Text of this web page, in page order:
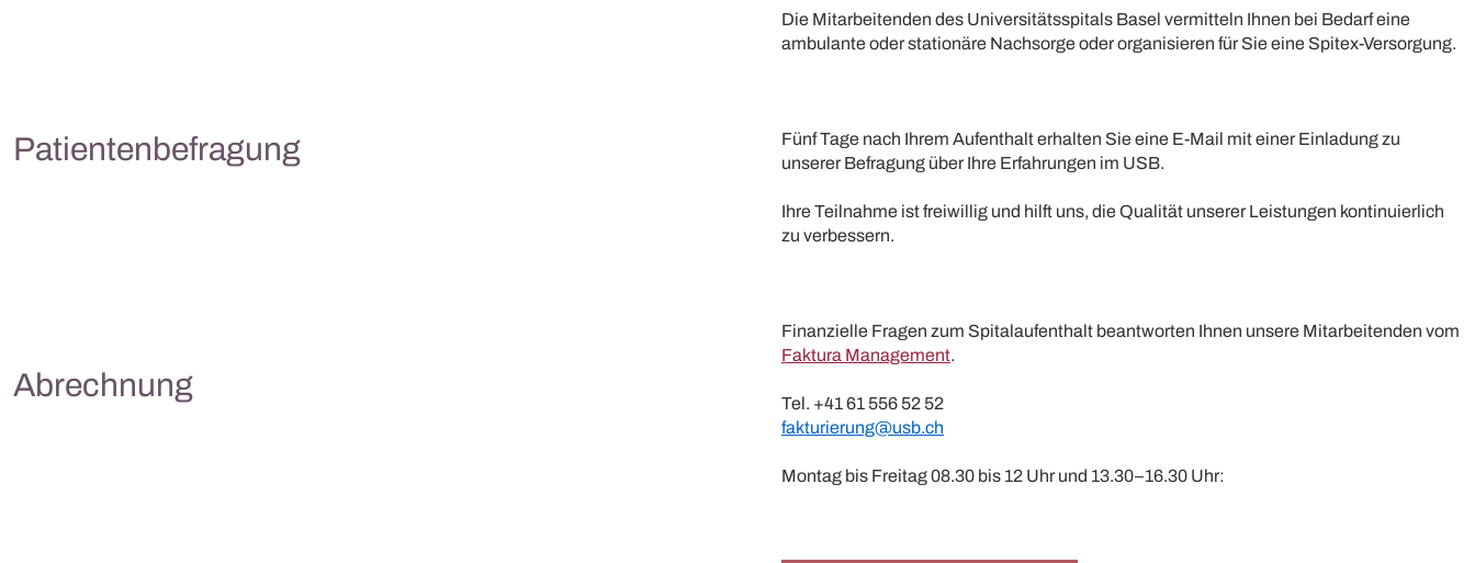
Die Mitarbeitenden des Universitätsspitals Basel vermitteln Ihnen bei Bedarf eine
ambulante oder stationäre Nachsorge oder organisieren für Sie eine Spitex-Versorgung.
Patientenbefragung
Fünf Tage nach Ihrem Aufenthalt erhalten Sie eine E-Mail mit einer Einladung zu
unserer Befragung über Ihre Erfahrungen im USB.
Ihre Teilnahme ist freiwillig und hilft uns, die Qualität unserer Leistungen kontinuierlich
zu verbessern.
Abrechnung
Finanzielle Fragen zum Spitalaufenthalt beantworten Ihnen unsere Mitarbeitenden vom
Faktura Management.
Tel. +41 61 556 52 52
​fakturierung@usb.ch
Montag bis Freitag 08.30 bis 12 Uhr und 13.30–16.30 Uhr: